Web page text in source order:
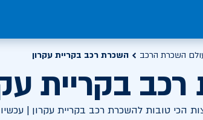
השכרת הרכב השכרת רכב בקריית עקרון
בקריית
הכי טובות להשכרת רכב בקריית עקרון |